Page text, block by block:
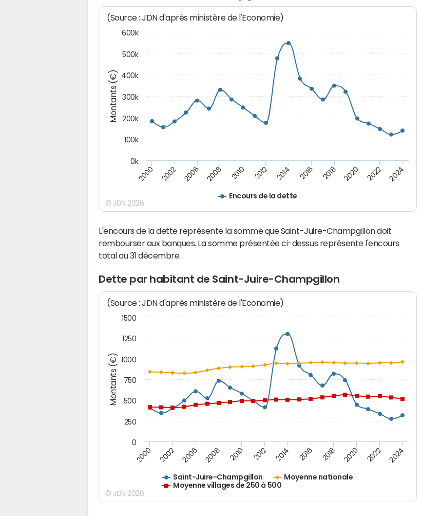
Montants (€)
(Source : JDN d'après ministère de l'Economie)
Encours de la dette
2000 2002 2006 2008 2010 2012 2014 2016 2018 2020 2022 2024
0k
100k
200k
300k
400k
500k
600k
© JDN 2026
L'encours de la dette représente la somme que Saint-Juire-Champgillon doit
rembourser aux banques. La somme présentée ci-dessus représente l'encours
total au 31 décembre.
Dette par habitant de Saint-Juire-Champgillon
Montants (€)
(Source : JDN d'après ministère de l'Economie)
Saint-Juire-Champgillon
Moyenne nationale
Moyenne villages de 250 à 500
2000 2002 2006 2008 2010 2012 2014 2016 2018 2020 2022 2024
0
250
500
750
1000
1250
1500
© JDN 2026